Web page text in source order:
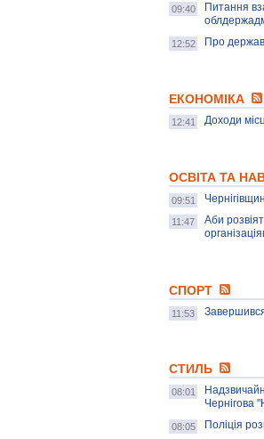
09:40
Питання
12:52 Про
ЕКОНОМІКА
12:41 Доходи
ОСВІТА ТА
09:51
11:47
Аби
СПОРТ
11:53
СТИЛЬ
08:01
Чернігова
08:05 Поліція